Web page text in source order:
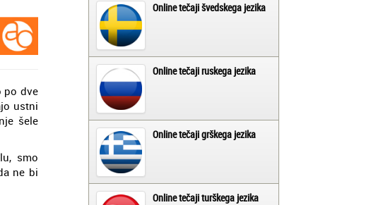
po dve
ustni
šele
smo
ne bi
Online tečaji švedskega jezika
Online tečaji ruskega jezika
Online tečaji grškega jezika
Online tečaji turškega jezika